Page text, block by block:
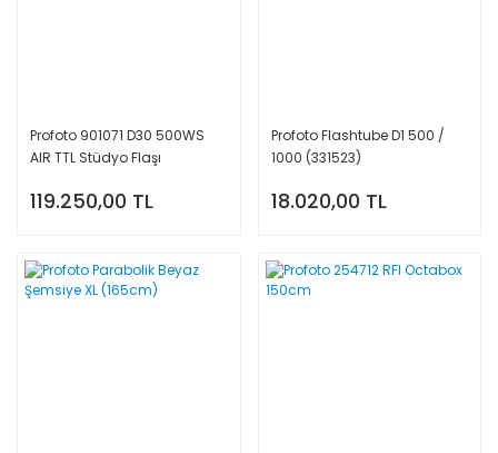
Profoto 901071 D30 500WS
AIR TTL Stüdyo Flaşı
119.250,00 TL
Profoto Flashtube D1 500 /
1000 (331523)
18.020,00 TL